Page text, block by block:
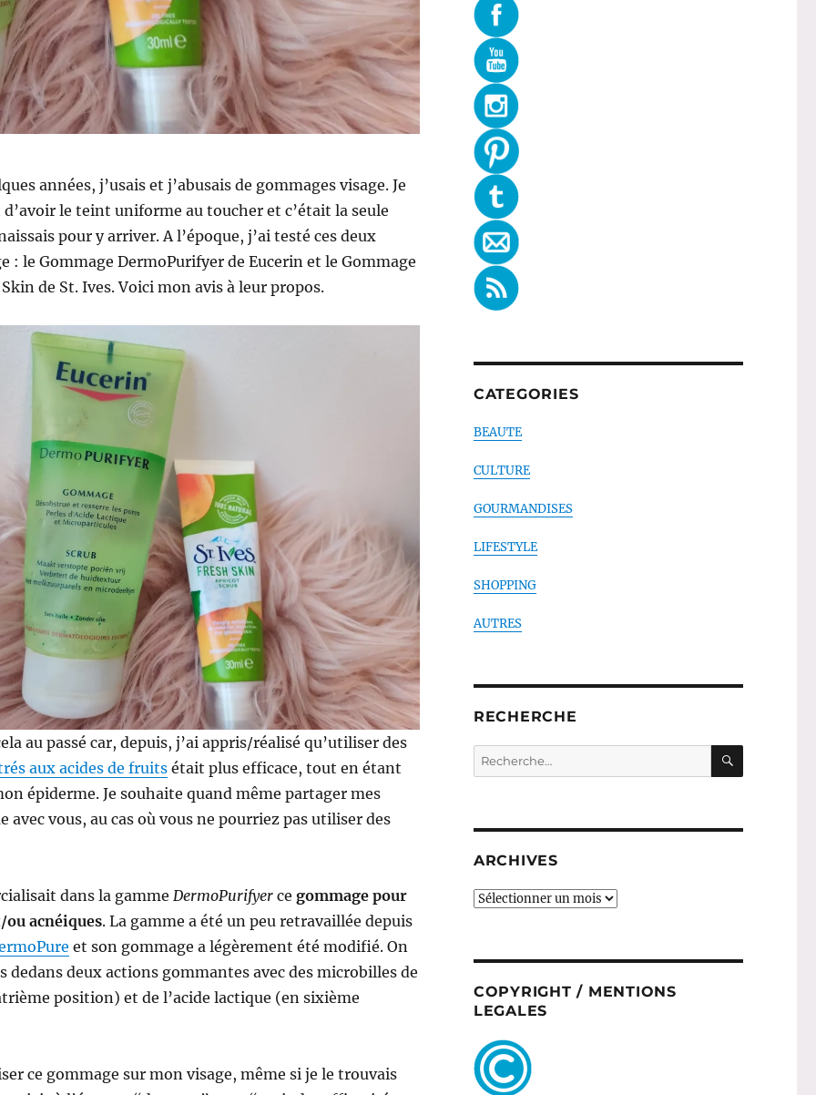
années, j’usais et j’abusais de gommages visage. Je
le teint uniforme au toucher et c’était la seule
pour y arriver. A l’époque, j’ai testé ces deux
: le Gommage DermoPurifyer de Eucerin et le Gommage
de St. Ives. Voici mon avis à leur propos.
au passé car, depuis, j’ai appris/réalisé qu’utiliser des
aux acides de fruitsétait plus efficace, tout en étant
épiderme. Je souhaite quand même partager mes
avec vous, au cas où vous ne pourriez pas utiliser des
dans la gamme DermoPurifyerce gommage pour
ou acnéiques. La gamme a été un peu retravaillée depuis
et son gommage a légèrement été modifié. On
dedans deux actions gommantes avec des microbilles de
position) et de l’acide lactique (en sixième
ce gommage sur mon visage, même si je le trouvais
CATEGORIES
BEAUTE
CULTURE
GOURMANDISES
LIFESTYLE
SHOPPING
AUTRES
RECHERCHE
Recherche
pour :
ARCHIVES
ARCHIVES
COPYRIGHT / MENTIONS
LEGALES